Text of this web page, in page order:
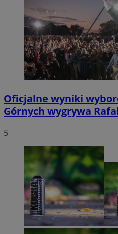
Oficjalne wyniki
Górnych wygrywa
5